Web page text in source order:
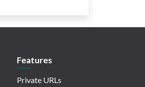
Features
Private URLs